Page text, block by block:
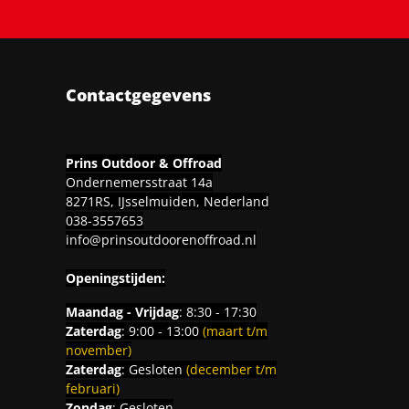
Contactgegevens
Prins Outdoor & Offroad
Ondernemersstraat 14a
8271RS, IJsselmuiden, Nederland
038-3557653
info@prinsoutdoorenoffroad.nl
Openingstijden:
Maandag - Vrijdag: 8:30 - 17:30
Zaterdag: 9:00 - 13:00 (maart t/m
november)
Zaterdag: Gesloten (december t/m
februari)